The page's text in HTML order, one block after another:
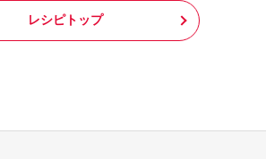
レシピトップ